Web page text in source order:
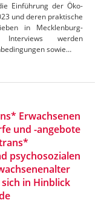
Einführung der Öko-
und deren praktische
in Mecklenburg-
Interviews werden
sowie…
Erwachsenen
und -angebote
psychosozialen
in Hinblick